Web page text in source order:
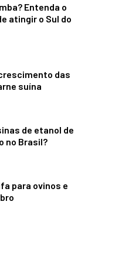
Entenda o
atingir o Sul do
das
suína
de etanol de
no Brasil?
para ovinos e